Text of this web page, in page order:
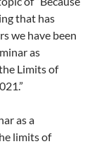
that has
we have been
as
Limits of
as a
limits of